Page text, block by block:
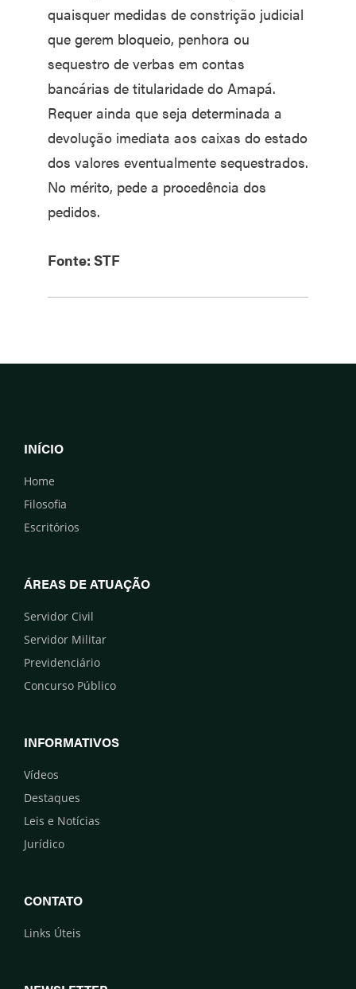
quaisquer medidas de constrição judicial
que gerem bloqueio, penhora ou
sequestro de verbas em contas
bancárias de titularidade do Amapá.
Requer ainda que seja determinada a
devolução imediata aos caixas do estado
dos valores eventualmente sequestrados.
No mérito, pede a procedência dos
pedidos.
Fonte: STF
INÍCIO
Home
Filosofia
Escritórios
ÁREAS DE ATUAÇÃO
Servidor Civil
Servidor Militar
Previdenciário
Concurso Público
INFORMATIVOS
Vídeos
Destaques
Leis e Notícias
Jurídico
CONTATO
Links Úteis